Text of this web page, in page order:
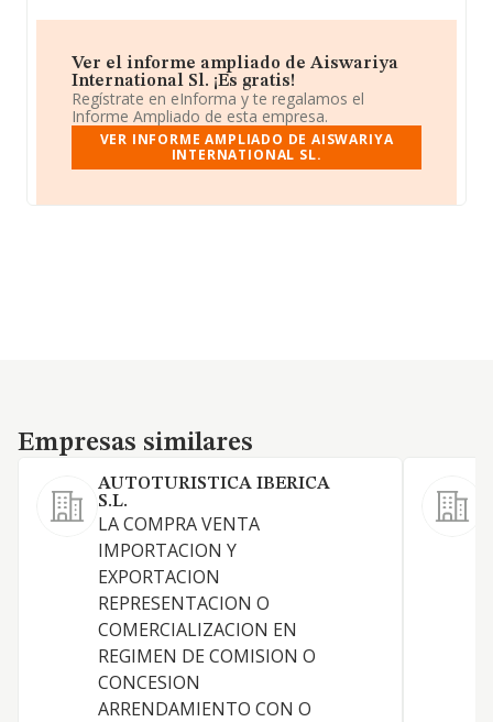
Ver el informe ampliado de Aiswariya
International Sl. ¡Es gratis!
Regístrate en eInforma y te regalamos el
Informe Ampliado de esta empresa.
VER INFORME AMPLIADO DE AISWARIYA
INTERNATIONAL SL.
Empresas similares
Empresas similares
AUTOTURISTICA IBERICA
S.L.
LA COMPRA VENTA
IMPORTACION Y
EXPORTACION
REPRESENTACION O
COMERCIALIZACION EN
REGIMEN DE COMISION O
CONCESION
ARRENDAMIENTO CON O